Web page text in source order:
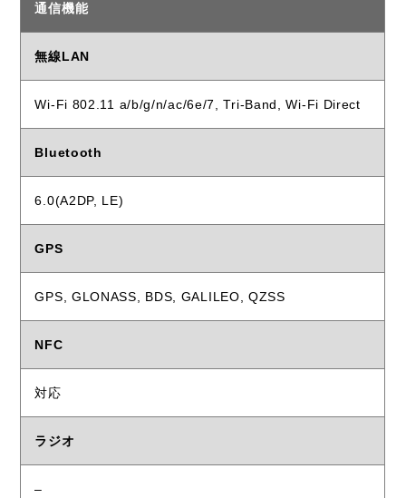
通信機能
無線LAN
Wi-Fi 802.11 a/b/g/n/ac/6e/7, Tri-Band, Wi-Fi Direct
Bluetooth
6.0(A2DP, LE)
GPS
GPS, GLONASS, BDS, GALILEO, QZSS
NFC
対応
ラジオ
–